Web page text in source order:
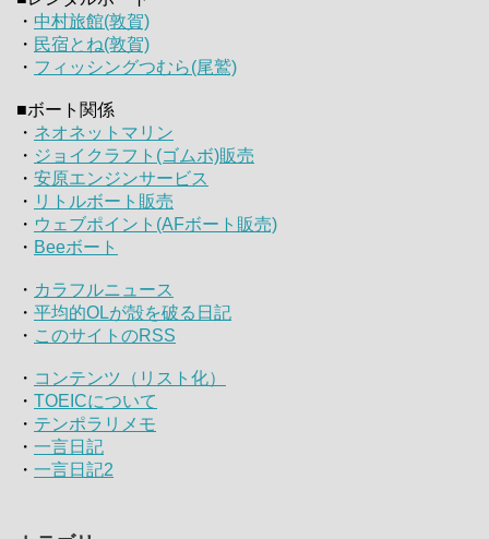
・ 中村旅館(敦賀)
・ 民宿とね(敦賀)
・ フィッシングつむら(尾鷲)
■ボート関係
・ ネオネットマリン
・ ジョイクラフト(ゴムボ)販売
・ 安原エンジンサービス
・ リトルボート販売
・ ウェブポイント(AFボート販売)
・ Beeボート
・ カラフルニュース
・ 平均的OLが殻を破る日記
・ このサイトのRSS
・ コンテンツ（リスト化）
・ TOEICについて
・ テンポラリメモ
・ 一言日記
・ 一言日記2